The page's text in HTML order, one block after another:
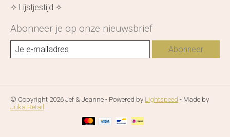
✧ Lijstjestijd ✧
Abonneer je op onze nieuwsbrief
Abonneer
© Copyright 2026 Jef & Jeanne - Powered by Lightspeed - Made by
Juka.Retail